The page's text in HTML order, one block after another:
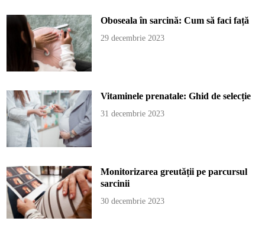
Oboseala în sarcină: Cum să faci față
29 decembrie 2023
Vitaminele prenatale: Ghid de selecție
31 decembrie 2023
Monitorizarea greutății pe parcursul
sarcinii
30 decembrie 2023